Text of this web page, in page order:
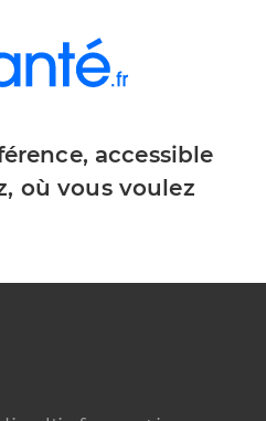
accessible
où vous voulez